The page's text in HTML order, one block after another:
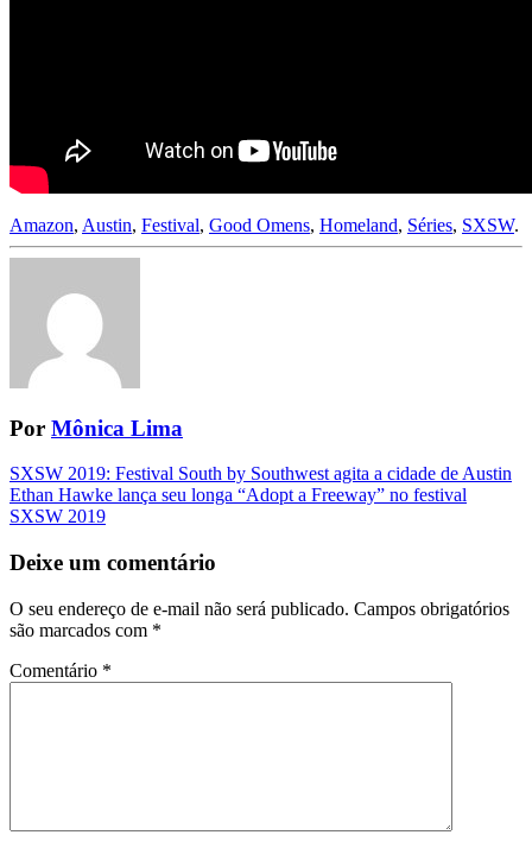
Amazon, Austin, Festival, Good Omens, Homeland, Séries, SXSW.
Por Mônica Lima
Navegação
da
SXSW 2019: Festival South by Southwest agita a cidade de Austin
Ethan Hawke lança seu longa “Adopt a Freeway” no festival
SXSW 2019
Deixe um comentário
O seu endereço de e-mail não será publicado. Campos obrigatórios
são marcados com *
Comentário *